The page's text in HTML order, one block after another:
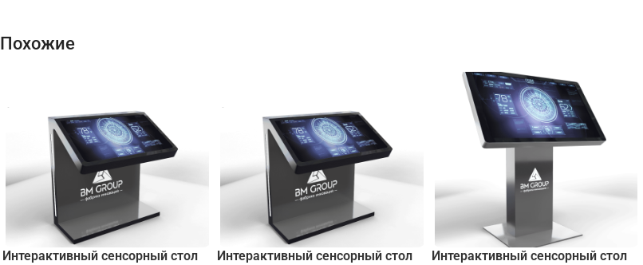
Похожие
Интерактивный сенсорный стол
Интерактивный cенсорный стол
Интерактивный сенсорный стол